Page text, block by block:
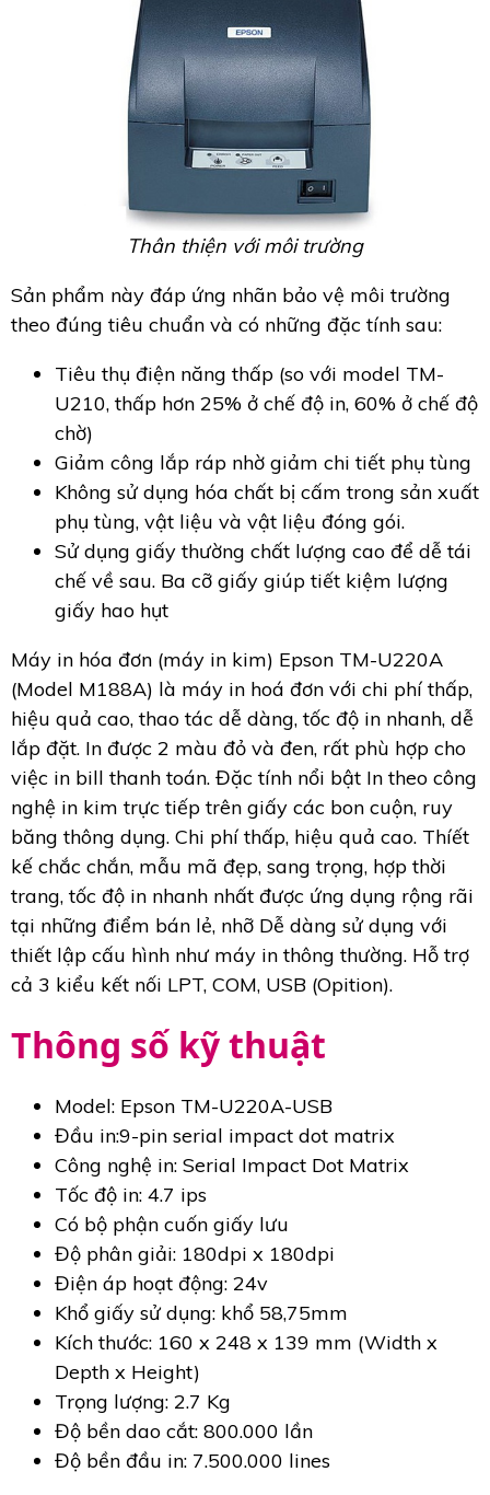
Thân thiện với môi trường
Sản phẩm này đáp ứng nhãn bảo vệ môi trường
theo đúng tiêu chuẩn và có những đặc tính sau:
Tiêu thụ điện năng thấp (so với model TM-
U210, thấp hơn 25% ở chế độ in, 60% ở chế độ
chờ)
Giảm công lắp ráp nhờ giảm chi tiết phụ tùng
Không sử dụng hóa chất bị cấm trong sản xuất
phụ tùng, vật liệu và vật liệu đóng gói.
Sử dụng giấy thường chất lượng cao để dễ tái
chế về sau. Ba cỡ giấy giúp tiết kiệm lượng
giấy hao hụt
Máy in hóa đơn (máy in kim) Epson TM-U220A
(Model M188A) là máy in hoá đơn với chi phí thấp,
hiệu quả cao, thao tác dễ dàng, tốc độ in nhanh, dễ
lắp đặt. In được 2 màu đỏ và đen, rất phù hợp cho
việc in bill thanh toán. Đặc tính nổi bật In theo công
nghệ in kim trực tiếp trên giấy các bon cuộn, ruy
băng thông dụng. Chi phí thấp, hiệu quả cao. Thíết
kế chắc chắn, mẫu mã đẹp, sang trọng, hợp thời
trang, tốc độ in nhanh nhất được ứng dụng rộng rãi
tại những điểm bán lẻ, nhỡ Dễ dàng sử dụng với
thiết lập cấu hình như máy in thông thường. Hỗ trợ
cả 3 kiểu kết nối LPT, COM, USB (Opition).
Thông số kỹ thuật
Model: Epson TM-U220A-USB
Đầu in:9-pin serial impact dot matrix
Công nghệ in: Serial Impact Dot Matrix
Tốc độ in: 4.7 ips
Có bộ phận cuốn giấy lưu
Độ phân giải: 180dpi x 180dpi
Điện áp hoạt động: 24v
Khổ giấy sử dụng: khổ 58,75mm
Kích thước: 160‎ x 248 x 139 mm (Width x
Depth x Height)
Trọng lượng: 2.7 Kg
Độ bền dao cắt: 800.000 lần
Độ bền đầu in: 7.500.000 lines